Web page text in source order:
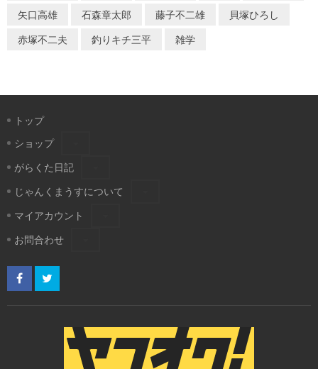
矢口高雄
石森章太郎 藤子不二雄
貝塚ひろし
赤塚不二夫
釣りキチ三平 雑学
トップ
ショップ
がらくた日記
じゃんくまうすについて
マイアカウント
お問合わせ